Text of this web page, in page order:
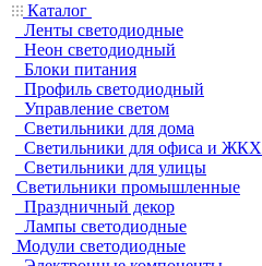
Каталог
Ленты светодиодные
Неон светодиодный
Блоки питания
Профиль светодиодный
Управление светом
Светильники для дома
Светильники для офиса и ЖКХ
Светильники для улицы
Светильники промышленные
Праздничный декор
Лампы светодиодные
Модули светодиодные